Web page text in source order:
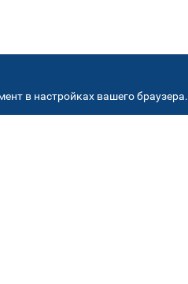
в настройках вашего браузера.